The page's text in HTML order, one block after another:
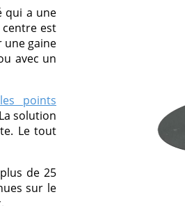
qui a une
centre est
une gaine
avec un
les points
solution
Le tout
de 25
sur le